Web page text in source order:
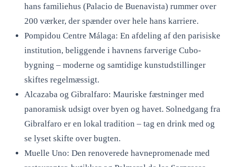
hans familiehus (Palacio de Buenavista) rummer over
200 værker, der spænder over hele hans karriere.
Pompidou Centre Málaga: En afdeling af den parisiske
institution, beliggende i havnens farverige Cubo-
bygning – moderne og samtidige kunstudstillinger
skiftes regelmæssigt.
Alcazaba og Gibralfaro: Mauriske fæstninger med
panoramisk udsigt over byen og havet. Solnedgang fra
Gibralfaro er en lokal tradition – tag en drink med og
se lyset skifte over bugten.
Muelle Uno: Den renoverede havnepromenade med